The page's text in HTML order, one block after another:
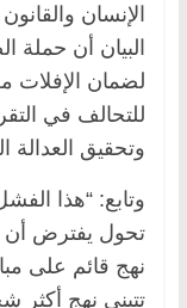
الإنسان
البيان أن حملة
لضمان الإفلات
للتحالف في
وتحقيق العدالة
وتابع: “هذا
تحول يفترض أن
نهج قائم على
تتبني نهج أكثر